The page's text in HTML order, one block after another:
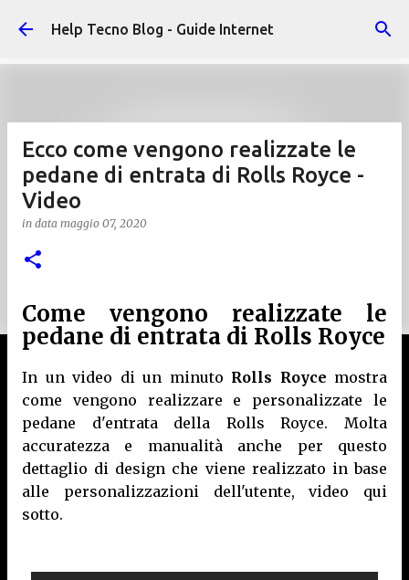
Passa ai contenuti principali
Help Tecno Blog - Guide Internet
Ecco come vengono realizzate le
pedane di entrata di Rolls Royce -
Video
in data maggio 07, 2020
Come vengono realizzate le
pedane di entrata di Rolls Royce
In un video di un minuto Rolls Royce mostra
come vengono realizzare e personalizzate le
pedane d'entrata della Rolls Royce. Molta
accuratezza e manualità anche per questo
dettaglio di design che viene realizzato in base
alle personalizzazioni dell'utente, video qui
sotto.